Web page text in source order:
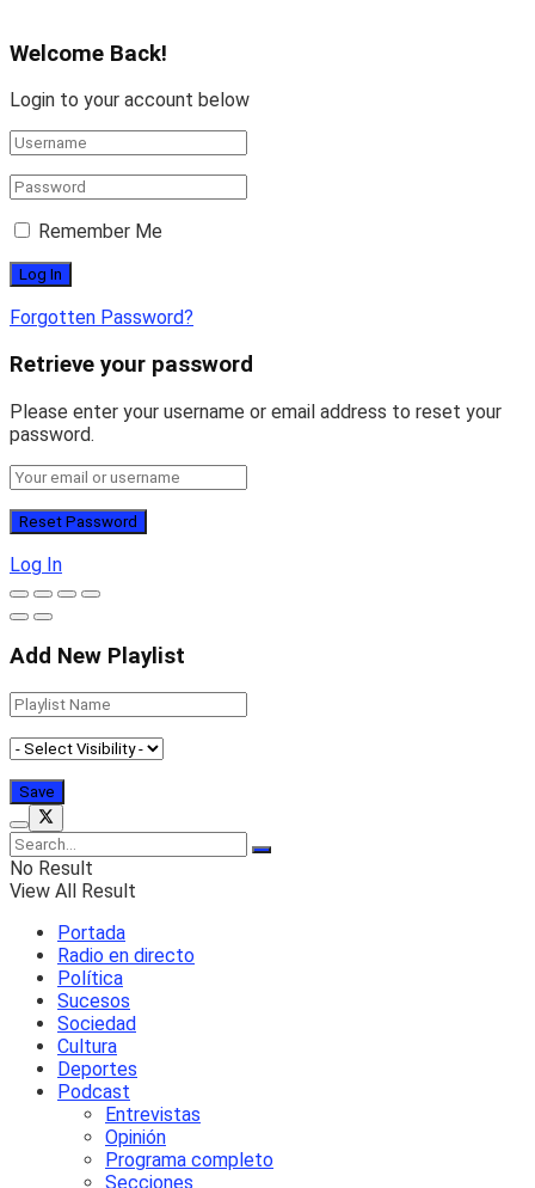
Welcome Back!
Login to your account below
Remember Me
Forgotten Password?
Retrieve your password
Please enter your username or email address to reset your
password.
Log In
Add New Playlist
No Result
View All Result
Portada
Radio en directo
Política
Sucesos
Sociedad
Cultura
Deportes
Podcast
Entrevistas
Opinión
Programa completo
Secciones